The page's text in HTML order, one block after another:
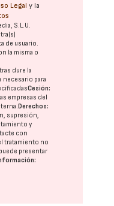
Legal y la
S.L.U.
de usuario.
la misma o
dure la
necesario para
Cesión:
empresas del
Derechos:
supresión,
y
con
tratamiento no
presentar